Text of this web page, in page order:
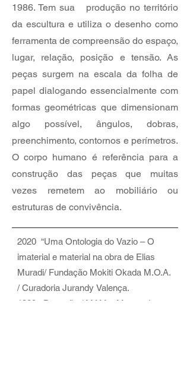
1986. Tem sua produção no território
da escultura e utiliza o desenho como
ferramenta de compreensão do espaço,
lugar, relação, posição e tensão. As
peças surgem na escala da folha de
papel dialogando essencialmente com
formas geométricas que dimensionam
algo possível, ângulos, dobras,
preenchimento, contornos e perímetros.
O corpo humano é referência para a
construção das peças que muitas
vezes remetem ao mobiliário ou
estruturas de convivência.
2020  “Uma Ontologia do Vazio – O
imaterial e material na obra de Elias
Muradi/ Fundação Mokiti Okada M.O.A.
/ Curadoria Jurandy Valença.
1999   Devoção / MAM – Museu de